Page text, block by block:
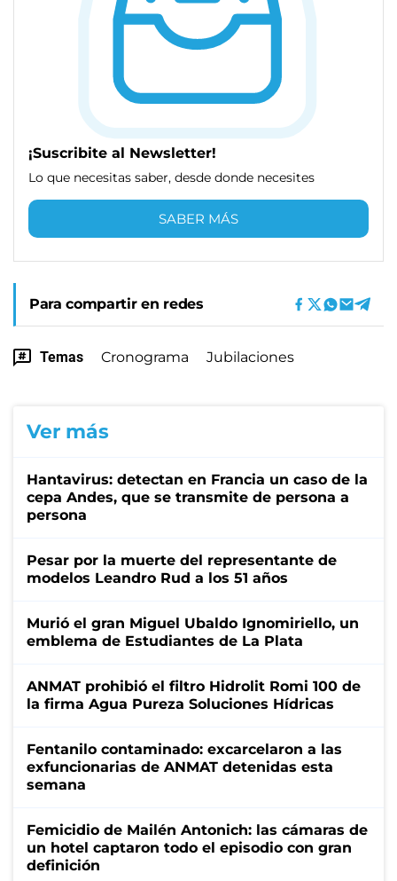
¡Suscribite al Newsletter!
Lo que necesitas saber, desde donde necesites
SABER MÁS
Para compartir en redes
Temas Cronograma Jubilaciones
Ver más
Hantavirus: detectan en Francia un caso de la
cepa Andes, que se transmite de persona a
persona
Pesar por la muerte del representante de
modelos Leandro Rud a los 51 años
Murió el gran Miguel Ubaldo Ignomiriello, un
emblema de Estudiantes de La Plata
ANMAT prohibió el filtro Hidrolit Romi 100 de
la firma Agua Pureza Soluciones Hídricas
Fentanilo contaminado: excarcelaron a las
exfuncionarias de ANMAT detenidas esta
semana
Femicidio de Mailén Antonich: las cámaras de
un hotel captaron todo el episodio con gran
definición